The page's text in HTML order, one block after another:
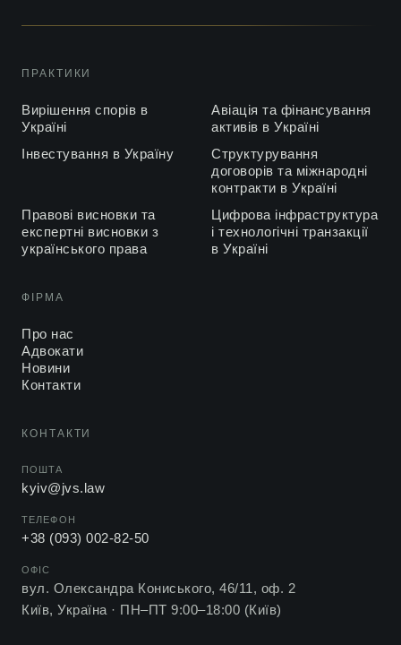
ПРАКТИКИ
Вирішення спорів в
Україні
Авіація та фінансування
активів в Україні
Інвестування в Україну
Структурування
договорів та міжнародні
контракти в Україні
Правові висновки та
експертні висновки з
українського права
Цифрова інфраструктура
і технологічні транзакції
в Україні
ФІРМА
Про нас
Адвокати
Новини
Контакти
КОНТАКТИ
ПОШТА
kyiv@jvs.law
ТЕЛЕФОН
+38 (093) 002-82-50
ОФІС
вул. Олександра Кониського, 46/11, оф. 2
Київ, Україна · ПН–ПТ 9:00–18:00 (Київ)